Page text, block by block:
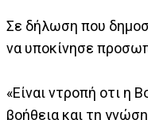
Σε δήλωση που
να υποκίνησε
«Είναι ντροπή οτι η
βοήθεια και τη